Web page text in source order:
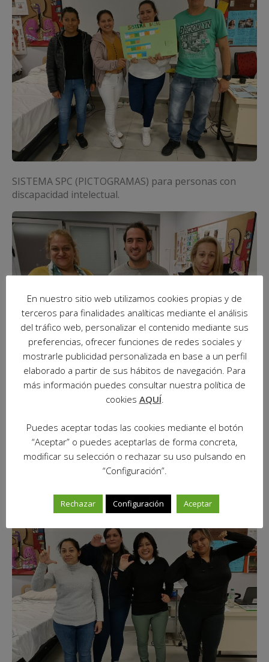
SISTEMA SPC (PICTOGRAMAS) para personas con
discapacidad intelectual.
LSE (LENGUAJE DE SIGNOS ESPAÑOL) para personas
En nuestro sitio web utilizamos cookies propias y de
terceros para finalidades analíticas mediante el análisis
del tráfico web, personalizar el contenido mediante sus
preferencias, ofrecer funciones de redes sociales y
mostrarle publicidad personalizada en base a un perfil
elaborado a partir de sus hábitos de navegación. Para
más información puedes consultar nuestra política de
cookies AQUÍ.
Puedes aceptar todas las cookies mediante el botón
“Aceptar” o puedes aceptarlas de forma concreta,
modificar su selección o rechazar su uso pulsando en
“Configuración”.
Rechazar Configuración Aceptar